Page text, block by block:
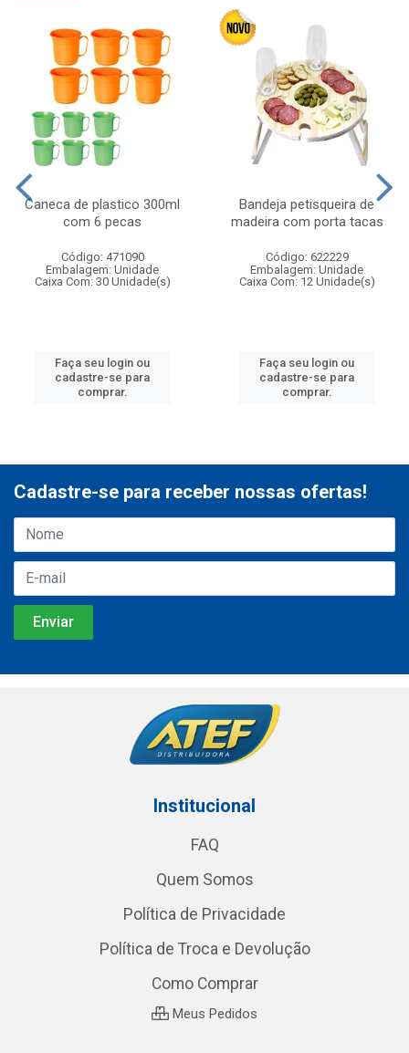
Caneca de plastico 300ml
com 6 pecas
Código: 471090
Embalagem: Unidade
Caixa Com: 30 Unidade(s)
Faça seu login ou
cadastre-se para
comprar.
Bandeja petisqueira de
madeira com porta tacas
Código: 622229
Embalagem: Unidade
Caixa Com: 12 Unidade(s)
Faça seu login ou
cadastre-se para
comprar.
Cadastre-se para receber nossas ofertas!
Institucional
FAQ
Quem Somos
Política de Privacidade
Política de Troca e Devolução
Como Comprar
Meus Pedidos